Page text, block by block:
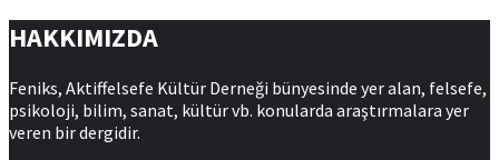
HAKKIMIZDA
Feniks, Aktiffelsefe Kültür Derneği bünyesinde yer alan, felsefe,
psikoloji, bilim, sanat, kültür vb. konularda araştırmalara yer
veren bir dergidir.